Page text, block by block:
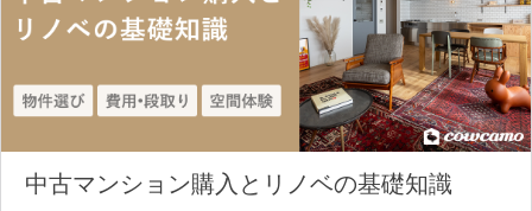
中古マンション購入とリノベの基礎知識